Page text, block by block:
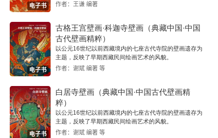
电子书 作者：王谦 编著
电子书
古格王宫壁画·科迦寺壁画（典藏中国·中国
古代壁画精粹）
以公元16世纪以前西藏境内的七座古代寺院的壁画遗存为
主题，反映了早期西藏民间绘画艺术的风貌。
作者：谢斌 编著 等
电子书
白居寺壁画（典藏中国·中国古代壁画精
粹）
以公元16世纪以前西藏境内的七座古代寺院的壁画遗存为
主题，反映了早期西藏民间绘画艺术的风貌。
作者：谢斌 编著 等